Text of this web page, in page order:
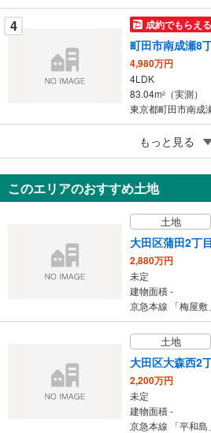
4 成約でもらえる
町田市南成瀬8
4,980万円
4LDK
83.04m2
（実測）
東京都町田市南成
成約でもらえる
東村山市萩山町
4,049万円
4LDK
東京都東村山市萩
もっと見る
このエリアのおすすめ土地
土地
大田区蒲田2丁目
2,880万円
未定
建物面積 -
京急本線 「梅屋
土地
大田区大森西2
2,200万円
未定
建物面積 -
京急本線 「平和